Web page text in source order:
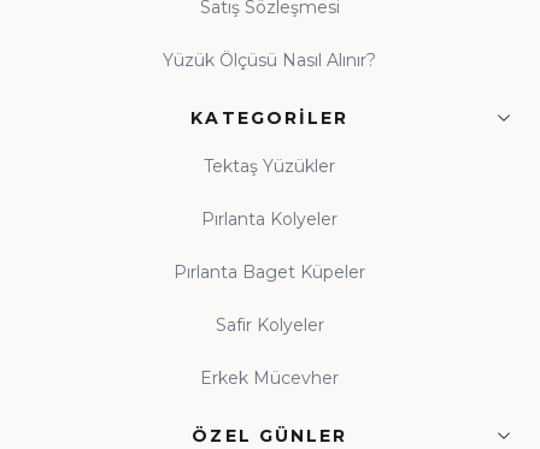
Satış Sözleşmesi
Yüzük Ölçüsü Nasıl Alınır?
KATEGORILER
Tektaş Yüzükler
Pırlanta Kolyeler
Pırlanta Baget Küpeler
Safir Kolyeler
Erkek Mücevher
ÖZEL GÜNLER